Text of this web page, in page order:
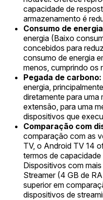
capacidade de
armazenamento é
Consumo de
energia (Baixo
concebidos para
consumo de energia
menos, cumprindo os
Pegada de carbono:
energia,
diretamente para uma
extensão, para uma
dispositivos que
Comparação com
comparação com as
TV, o Android TV 14
termos de
Dispositivos com
Streamer (4 GB de
superior em
dispositivos de